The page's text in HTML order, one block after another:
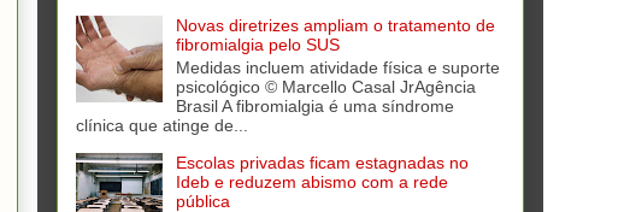
Novas diretrizes ampliam o tratamento de
fibromialgia pelo SUS
Medidas incluem atividade física e suporte
psicológico © Marcello Casal JrAgência
Brasil A fibromialgia é uma síndrome
clínica que atinge de...
Escolas privadas ficam estagnadas no
Ideb e reduzem abismo com a rede
pública